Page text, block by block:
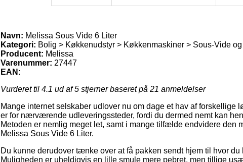
Navn: Melissa Sous Vide 6 Liter
Kategori: Bolig > Køkkenudstyr > Køkkenmaskiner > Sous-Vide
Producent: Melissa
Varenummer: 27447
EAN:
Vurderet til 4.1 ud af 5 stjerner baseret på 21 anmeldelser
Mange internet selskaber udlover nu om dage et hav af forskellige
er for nærværende udleveringssteder, fordi du dermed nemt kan
Metoden er nemlig meget let, samt i mange tilfælde endvidere den
Melissa Sous Vide 6 Liter.
Du kunne derudover tænke over at få pakken sendt hjem til hvor
Muligheden er uheldigvis en lille smule mere pebret, men tillige